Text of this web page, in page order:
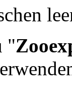
"